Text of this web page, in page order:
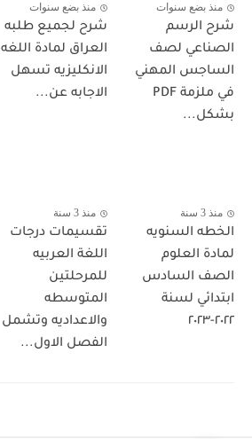
منذ بضع سنوات
شرح الرسم
الصناعي لصف
الساجس المهني
في ملزمة PDF
بشكل...
منذ بضع سنوات
شرح لجميع طلبه
العراق لمادة اللغه
الانكليزيه تسهل
الاجابه عن...
منذ 3 سنة
الخطه السنويه
لمادة العلوم
الصف السادس
ابتدائي لسنة
٢٠٢٢-٢٠٢٣
منذ 3 سنة
تقسيمات درجات
اللغة العربيه
للمرحلتين
المتوسطه
والاعداديه وتشمل
الفصل الاول...